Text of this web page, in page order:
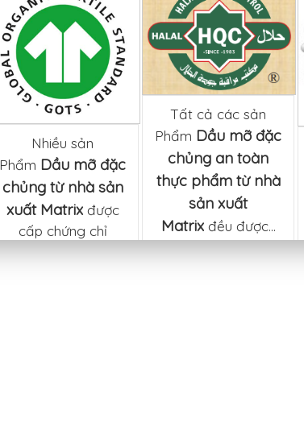
Nhiều sản
Phẩm Dầu mỡ đặc
chủng từ nhà sản
xuất Matrixđược
cấp chứng chỉ
Tất cả các sản
Phẩm Dầu mỡ đặc
chủng an toàn
thực phẩm từ nhà
sản xuất
Matrixđều được...